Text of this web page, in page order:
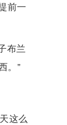
前一
布兰
。”
这么